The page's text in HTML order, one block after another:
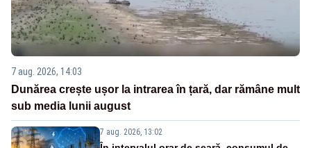
7 aug. 2026, 14:03
Dunărea crește ușor la intrarea în țară, dar rămâne mult
sub media lunii august
7 aug. 2026, 13:02